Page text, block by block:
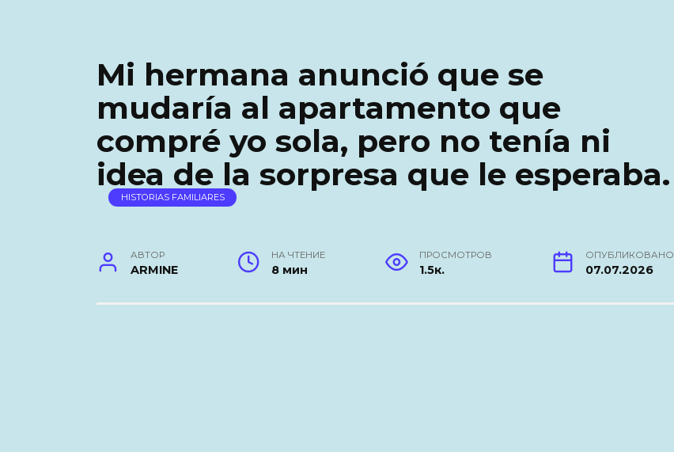
Mi hermana anunció que se
mudaría al apartamento que
compré yo sola, pero no tenía ni
idea de la sorpresa que le esperaba.
HISTORIAS FAMILIARES
АВТОР
ARMINE
НА ЧТЕНИЕ
8 мин
ПРОСМОТРОВ
1.5к.
ОПУБЛИКОВАНО
07.07.2026